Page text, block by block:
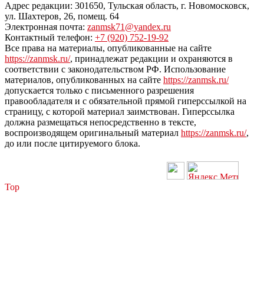
Адрес редакции: 301650, Тульская область, г. Новомосковск,
ул. Шахтеров, 26, помещ. 64
Электронная почта: zanmsk71@yandex.ru
Контактный телефон: +7 (920) 752-19-92
Все права на материалы, опубликованные на сайте
https://zanmsk.ru/, принадлежат редакции и охраняются в
соответствии с законодательством РФ. Использование
материалов, опубликованных на сайте https://zanmsk.ru/
допускается только с письменного разрешения
правообладателя и с обязательной прямой гиперссылкой на
страницу, с которой материал заимствован. Гиперссылка
должна размещаться непосредственно в тексте,
воспроизводящем оригинальный материал https://zanmsk.ru/,
до или после цитируемого блока.
Top